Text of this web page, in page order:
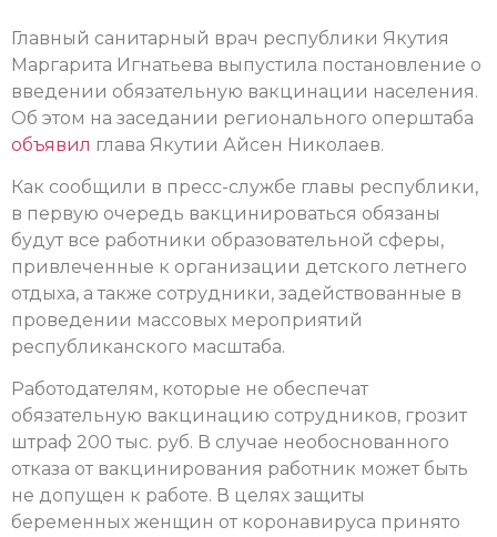
Главный санитарный врач республики Якутия
Маргарита Игнатьева выпустила постановление о
введении обязательную вакцинации населения.
Об этом на заседании регионального оперштаба
объявил глава Якутии Айсен Николаев.
Как сообщили в пресс-службе главы республики,
в первую очередь вакцинироваться обязаны
будут все работники образовательной сферы,
привлеченные к организации детского летнего
отдыха, а также сотрудники, задействованные в
проведении массовых мероприятий
республиканского масштаба.
Работодателям, которые не обеспечат
обязательную вакцинацию сотрудников, грозит
штраф 200 тыс. руб. В случае необоснованного
отказа от вакцинирования работник может быть
не допущен к работе. В целях защиты
беременных женщин от коронавируса принято